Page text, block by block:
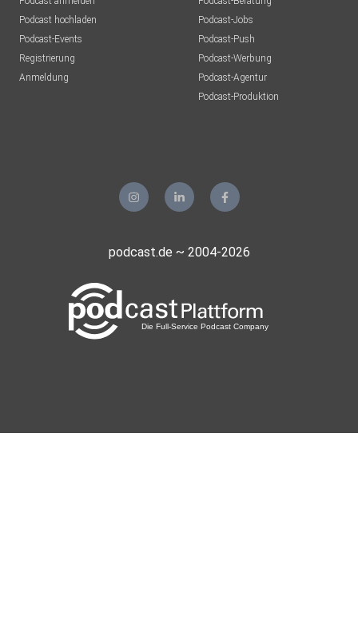
Podcast hochladen
Podcast-Events
Registrierung
Anmeldung
Podcast-Jobs
Podcast-Push
Podcast-Werbung
Podcast-Agentur
Podcast-Produktion
podcast.de ~ 2004-2026